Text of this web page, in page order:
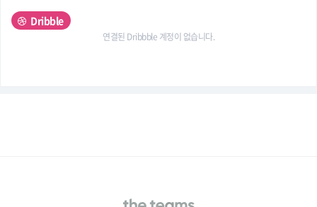
Dribble
연결된 Dribbble 계정이 없습니다.